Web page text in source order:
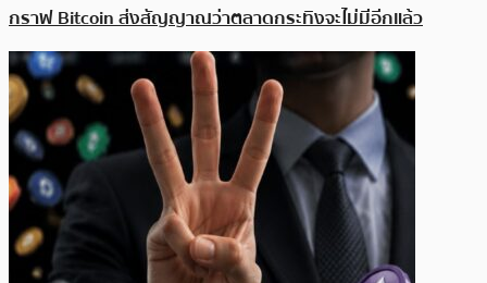
กราฟ Bitcoin ส่งสัญญาณว่าตลาดกระทิงจะไม่มีอีกแล้ว